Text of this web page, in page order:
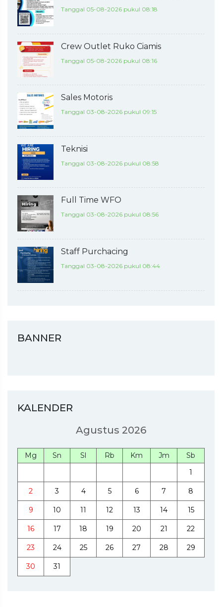
Tanggal 05-08-2026 pukul 08:18
Crew Outlet Ruko Ciamis
Tanggal 05-08-2026 pukul 08:16
Sales Motoris
Tanggal 03-08-2026 pukul 09:15
Teknisi
Tanggal 03-08-2026 pukul 08:58
Full Time WFO
Tanggal 03-08-2026 pukul 08:56
Staff Purchacing
Tanggal 03-08-2026 pukul 08:44
BANNER
KALENDER
Agustus 2026
Mg Sn Sl Rb Km Jm
Sb
1
2 3 4 5 6 7 8
9 10 11 12 13 14 15
16 17 18 19 20 21 22
23 24 25 26 27 28 29
30 31